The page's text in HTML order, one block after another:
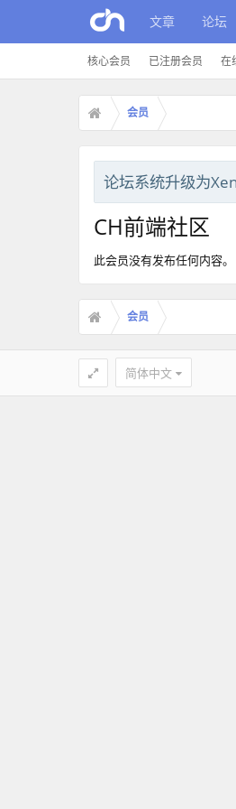
文章 论坛
核心会员 已注册会员 在
会员
论坛系统升级为
CH前端社区
此会员没有发布任何内容。
会员
简体中文